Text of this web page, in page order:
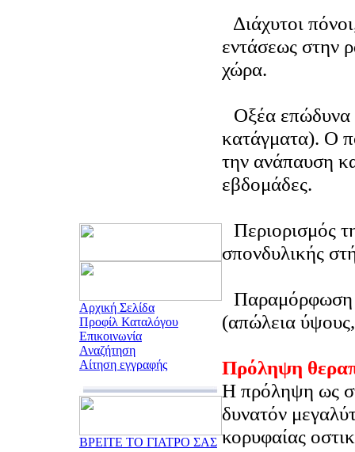
Αρχική Σελίδα
Προφίλ Καταλόγου
Επικοινωνία
Αναζήτηση
Αίτηση εγγραφής
ΒΡΕΙΤΕ ΤΟ ΓΙΑΤΡΟ ΣΑΣ
Διάχυτοι
εντάσεως στην
χώρα.
Οξέα επώδυνα
κατάγματα). Ο
την ανάπαυση
εβδομάδες.
Περιορισμός
σπονδυλικής
Παραμόρφωση
(απώλεια
Πρόληψη
Η πρόληψη ως
δυνατόν
κορυφαίας